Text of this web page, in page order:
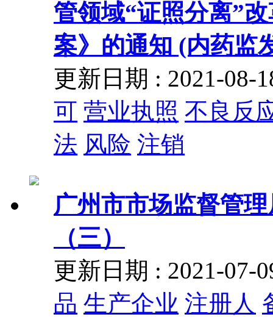
管领域“证照分离”
案》的通知 (内药监
更新日期 : 2021-08-
可 营业执照 不良反
法 风险 注销
广州市市场监督管
（三）
更新日期 : 2021-07-
品 生产企业 注册人